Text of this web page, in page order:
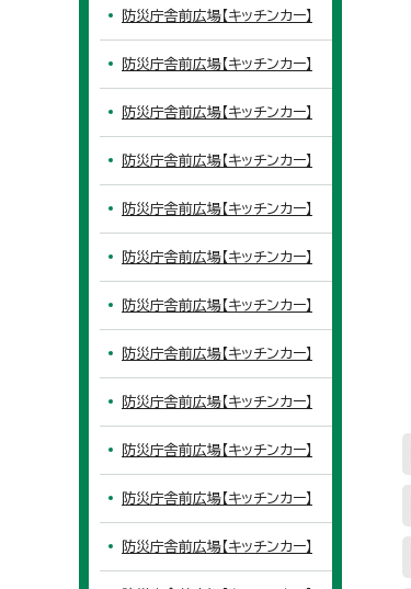
防災庁舎前広場【キッチンカー】
防災庁舎前広場【キッチンカー】
防災庁舎前広場【キッチンカー】
防災庁舎前広場【キッチンカー】
防災庁舎前広場【キッチンカー】
防災庁舎前広場【キッチンカー】
防災庁舎前広場【キッチンカー】
防災庁舎前広場【キッチンカー】
防災庁舎前広場【キッチンカー】
防災庁舎前広場【キッチンカー】
防災庁舎前広場【キッチンカー】
防災庁舎前広場【キッチンカー】